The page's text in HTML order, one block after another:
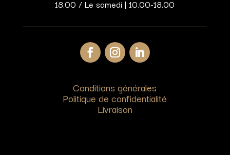
18.00 / Le samedi | 10.00-18.00
Conditions générales
Politique de confidentialité
Livraison